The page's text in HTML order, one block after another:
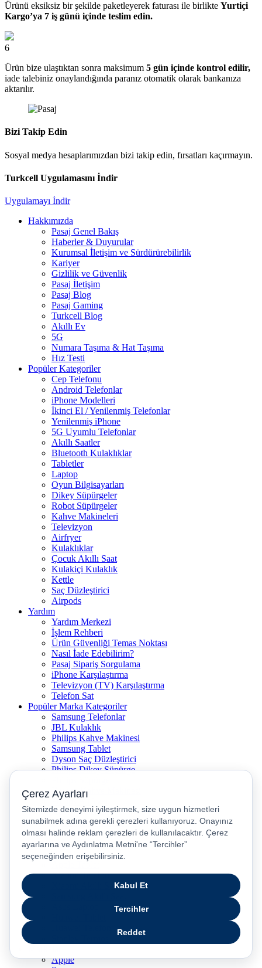
Ürünü eksiksiz bir şekilde paketleyerek faturası ile birlikte Yurtiçi
Kargo’ya 7 iş günü içinde teslim edin.
6
Ürün bize ulaştıktan sonra maksimum 5 gün içinde kontrol edilir,
iade talebiniz onaylandığında paranız otomatik olarak bankanıza
aktarılır.
Bizi Takip Edin
Sosyal medya hesaplarımızdan bizi takip edin, fırsatları kaçırmayın.
Turkcell Uygulamasını İndir
Uygulamayı İndir
Hakkımızda
Pasaj Genel Bakış
Haberler & Duyurular
Kurumsal İletişim ve Sürdürürebilirlik
Kariyer
Gizlilik ve Güvenlik
Pasaj İletişim
Pasaj Blog
Pasaj Gaming
Turkcell Blog
Akıllı Ev
5G
Numara Taşıma & Hat Taşıma
Hız Testi
Popüler Kategoriler
Cep Telefonu
Android Telefonlar
iPhone Modelleri
İkinci El / Yenilenmiş Telefonlar
Yenilenmiş iPhone
5G Uyumlu Telefonlar
Akıllı Saatler
Bluetooth Kulaklıklar
Tabletler
Laptop
Oyun Bilgisayarları
Dikey Süpürgeler
Robot Süpürgeler
Kahve Makineleri
Televizyon
Airfryer
Kulaklıklar
Çocuk Akıllı Saat
Kulakiçi Kulaklık
Kettle
Saç Düzleştirici
Airpods
Yardım
Yardım Merkezi
İşlem Rehberi
Ürün Güvenliği Temas Noktası
Nasıl İade Edebilirim?
Pasaj Sipariş Sorgulama
iPhone Karşılaştırma
Televizyon (TV) Karşılaştırma
Telefon Sat
Popüler Marka Kategoriler
Samsung Telefonlar
JBL Kulaklık
Philips Kahve Makinesi
Samsung Tablet
Dyson Saç Düzleştirici
Philips Dikey Süpürge
Karaca Kahve Makinesi
Philips Airfryer
Apple Kulaklık
Dyson Hava Temizleyici
Huawei Akıllı Saat
Philips Ütü
JBL Hoparlör
Apple Tablet
Xiaomi Telefon
Xiaomi Akıllı Saat
Apple